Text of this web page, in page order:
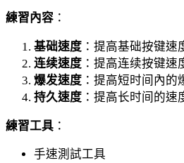
練習內容 ：
基础速度 ：提高基础按键速
连续速度 ：提高连续按键速
爆发速度 ：提高短时间內的
持久速度 ：提高长时间的速
練習工具 ：
手速測試工具